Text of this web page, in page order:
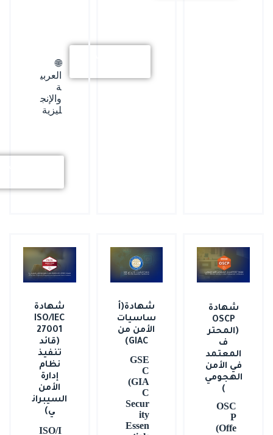
🌐
العربي
ة
والإنج
ليزية
OSC
P
(Offe
شهادة
OSCP
(المحتر
ف
المعتمد
في الأمن
الهجومي
)
GSE
C
(GIA
C
Secur
ity
Essen
شهادة(أ
ساسيات
الأمن من
GIAC)
ISO/I
شهادة
ISO/IEC
27001
(قائد
تنفيذ
نظام
إدارة
الأمن
السيبران
ي)